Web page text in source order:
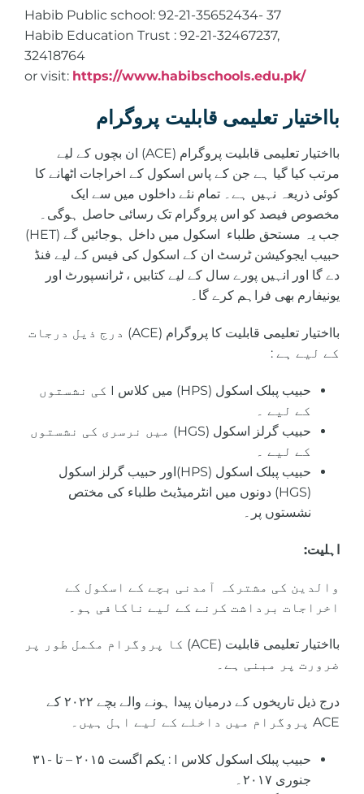
Habib Public school: 92-21-35652434- 37
Habib Education Trust : 92-21-32467237,
32418764
or visit: https://www.habibschools.edu.pk/
بااختیار تعلیمی قابلیت پروگرام
بااختیار تعلیمی قابلیت پروگرام (ACE) ان بچوں کے لیے
مرتب کیا گیا ہے جن کے پاس اسکول کے اخراجات اٹھانے کا
کوئی ذریعہ نہیں ہے۔ تمام نئے داخلوں میں سے ایک
مخصوص فیصد کو اس پروگرام تک رسائی حاصل ہوگی۔
جب یہ مستحق طلباء اسکول میں داخل ہوجائیں گے (HET)
حبیب ایجوکیشن ٹرسٹ ان کے اسکول کی فیس کے لیے فنڈ
دے گا اور انہیں پورے سال کے لیے کتابیں ، ٹرانسپورٹ اور
یونیفارم بھی فراہم کرے گا۔
بااختیار تعلیمی قابلیت کا پروگرام (ACE) درج ذیل درجات
کے لیے ہے :
حبیب پبلک اسکول (HPS)
میں کلاس I کی نشستوں
کے لیے ۔
حبیب گرلز اسکول (HGS)
میں نرسری کی نشستوں
کے لیے ۔
حبیب پبلک اسکول (HPS)اور حبیب گرلز اسکول
(HGS) دونوں میں انٹرمیڈیٹ طلباء کی مختص
نشستوں پر۔
اہلیت:
والدین کی مشترکہ آمدنی بچے کے اسکول کے
اخراجات برداشت کرنے کے لیے ناکافی ہو۔
بااختیار تعلیمی قابلیت (ACE) کا پروگرام مکمل طور پر
ضرورت پر مبنی ہے۔
درج ذیل تاریخوں کے درمیان پیدا ہونے والے بچے ۲۰۲۲ کے
ACE پروگرام میں داخلے کے لیے اہل ہیں۔
حبیب پبلک اسکول کلاس I : یکم اگست ۲۰۱۵ – تا -۳۱
جنوری ۲۰۱۷۔